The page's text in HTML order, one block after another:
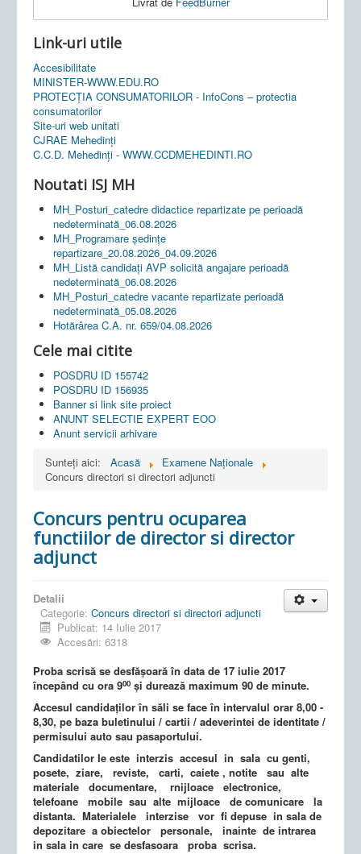
Link-uri utile
Accesibilitate
MINISTER-WWW.EDU.RO
PROTECȚIA CONSUMATORILOR - InfoCons – protectia
consumatorilor
Site-uri web unitati
CJRAE Mehedinți
C.C.D. Mehedinţi - WWW.CCDMEHEDINTI.RO
Noutati ISJ MH
MH_Posturi_catedre didactice repartizate pe perioadă
nedeterminată_06.08.2026
MH_Programare ședințe
repartizare_20.08.2026_04.09.2026
MH_Listă candidați AVP solicită angajare perioadă
nedeterminată_06.08.2026
MH_Posturi_catedre vacante repartizate perioadă
nedeterminată_05.08.2026
Hotărârea C.A. nr. 659/04.08.2026
Cele mai citite
POSDRU ID 155742
POSDRU ID 156935
Banner si link site proiect
ANUNT SELECTIE EXPERT EOO
Anunt servicii arhivare
Sunteți aici:
Acasă
Examene Naționale
Concurs directori si directori adjuncti
Concurs pentru ocuparea
functiilor de director si director
adjunct
Detalii
Categorie: Concurs directori si directori adjuncti
Publicat: 14 Iulie 2017
Accesări: 6318
Proba scrisă se desfășoară în data de 17 iulie 2017
începând cu ora 900 și durează maximum 90 de minute.
Accesul candidaților în săli se face în intervalul orar 8,00 -
8,30, pe baza buletinului / cartii / adeverintei de identitate /
permisului auto sau pasaportului.
Candidatilor Ie este interzis accesul in sala cu genti,
posete, ziare, reviste, carti, caiete , notite sau alte
materiale documentare, rnijloace electronice,
telefoane mobile sau alte mijloace de comunicare la
distanta. Materialele interzise vor fi depuse in sala de
depozitare a obiectelor personale, inainte de intrarea
in sala in care se desfasoara proba scrisa.